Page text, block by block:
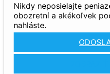
Nikdy neposielajte
obozretní a akékoľvek
nahláste.